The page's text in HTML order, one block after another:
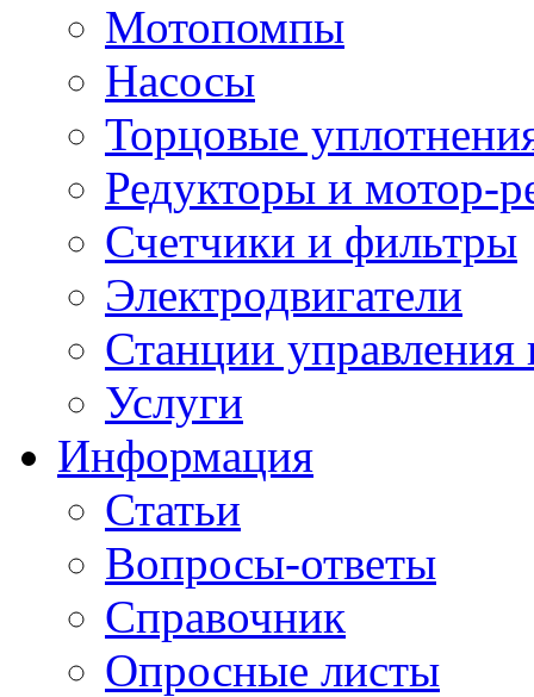
Мотопомпы
Насосы
Торцовые
Редукторы и мотор-
Счетчики и фильтры
Электродвигатели
Станции управления
Услуги
Информация
Статьи
Вопросы-ответы
Справочник
Опросные листы